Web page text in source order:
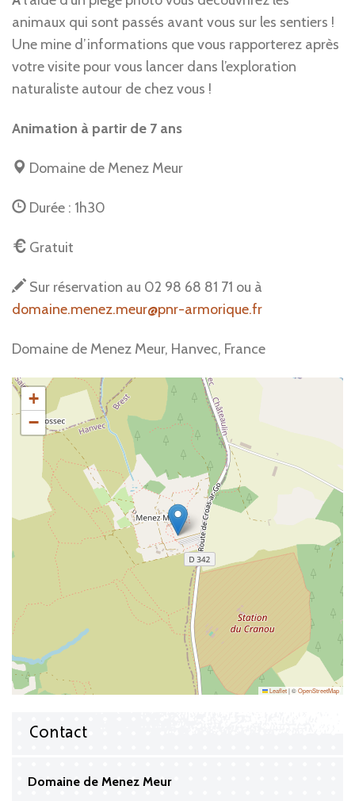
animaux qui sont passés avant vous sur les sentiers !
Une mine d’informations que vous rapporterez après
votre visite pour vous lancer dans l’exploration
naturaliste autour de chez vous !
Animation à partir de 7 ans
Domaine de Menez Meur
Durée : 1h30
Gratuit
Sur réservation au 02 98 68 81 71 ou à
domaine.menez.meur@pnr-armorique.fr
Domaine de Menez Meur, Hanvec, France
+
−
Leaflet|©OpenStreetMap
Contact
Domaine de Menez Meur